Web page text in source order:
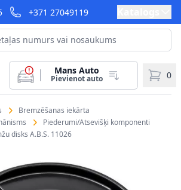
+371 27049119
Mans Auto
Pievienot auto 0
Bremzēšanas iekārta
Piederumi/Atsevišķi komponenti
disks A.B.S. 11026